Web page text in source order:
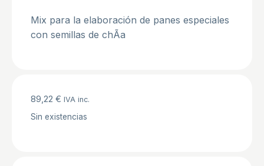
Mix para la elaboración de panes especiales
con semillas de chÃ­a
89,22 € IVA inc.
Sin existencias